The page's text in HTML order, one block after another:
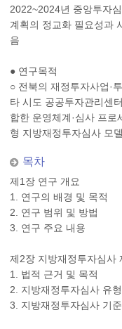
2022~2024년 중앙투자
계획의 정교화 필요성과
음
● 연구목적
○ 전북의 재정투자사업·
타 시도 공공투자관리센
합한 운영체계·심사 프로
형 지방재정투자심사 모
목차
제1장 연구 개요
1. 연구의 배경 및 목적
2. 연구 범위 및 방법
3. 연구 주요 내용
제2장 지방재정투자심사
1. 법적 근거 및 목적
2. 지방재정투자심사 유
3. 지방재정투자심사 기